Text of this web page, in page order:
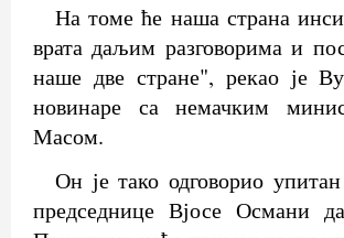
На томе ће наша страна
врата даљим разговорима и
наше две стране", рекао је
новинаре са немачким
Масом.
Он је тако одговорио
председнице Вјосе Османи